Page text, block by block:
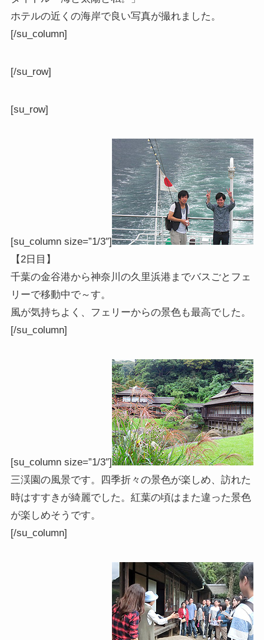
ホテルの近くの海岸で良い写真が撮れました。
[/su_column]
[/su_row]
[su_row]
[su_column size=”1/3″]
【2日目】
千葉の金谷港から神奈川の久里浜港までバスごとフェ
リーで移動中で～す。
風が気持ちよく、フェリーからの景色も最高でした。
[/su_column]
[su_column size=”1/3″]
三渓園の風景です。四季折々の景色が楽しめ、訪れた
時はすすきが綺麗でした。紅葉の頃はまた違った景色
が楽しめそうです。
[/su_column]